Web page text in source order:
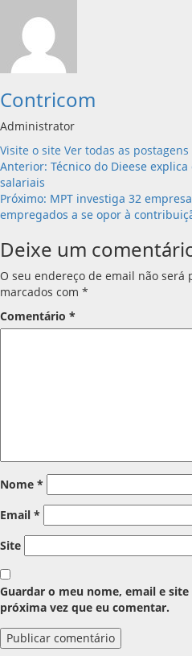
Contricom
Administrator
Visite o site Ver todas as postagens
Navegação
de
artigos
Anterior: Técnico do Dieese
salariais
Próximo: MPT investiga 32
empregados a se opor à
Deixe um
O seu endereço de email não será
marcados com *
Comentário *
Nome *
Email *
Site
Guardar o meu nome, email e
próxima vez que eu comentar.